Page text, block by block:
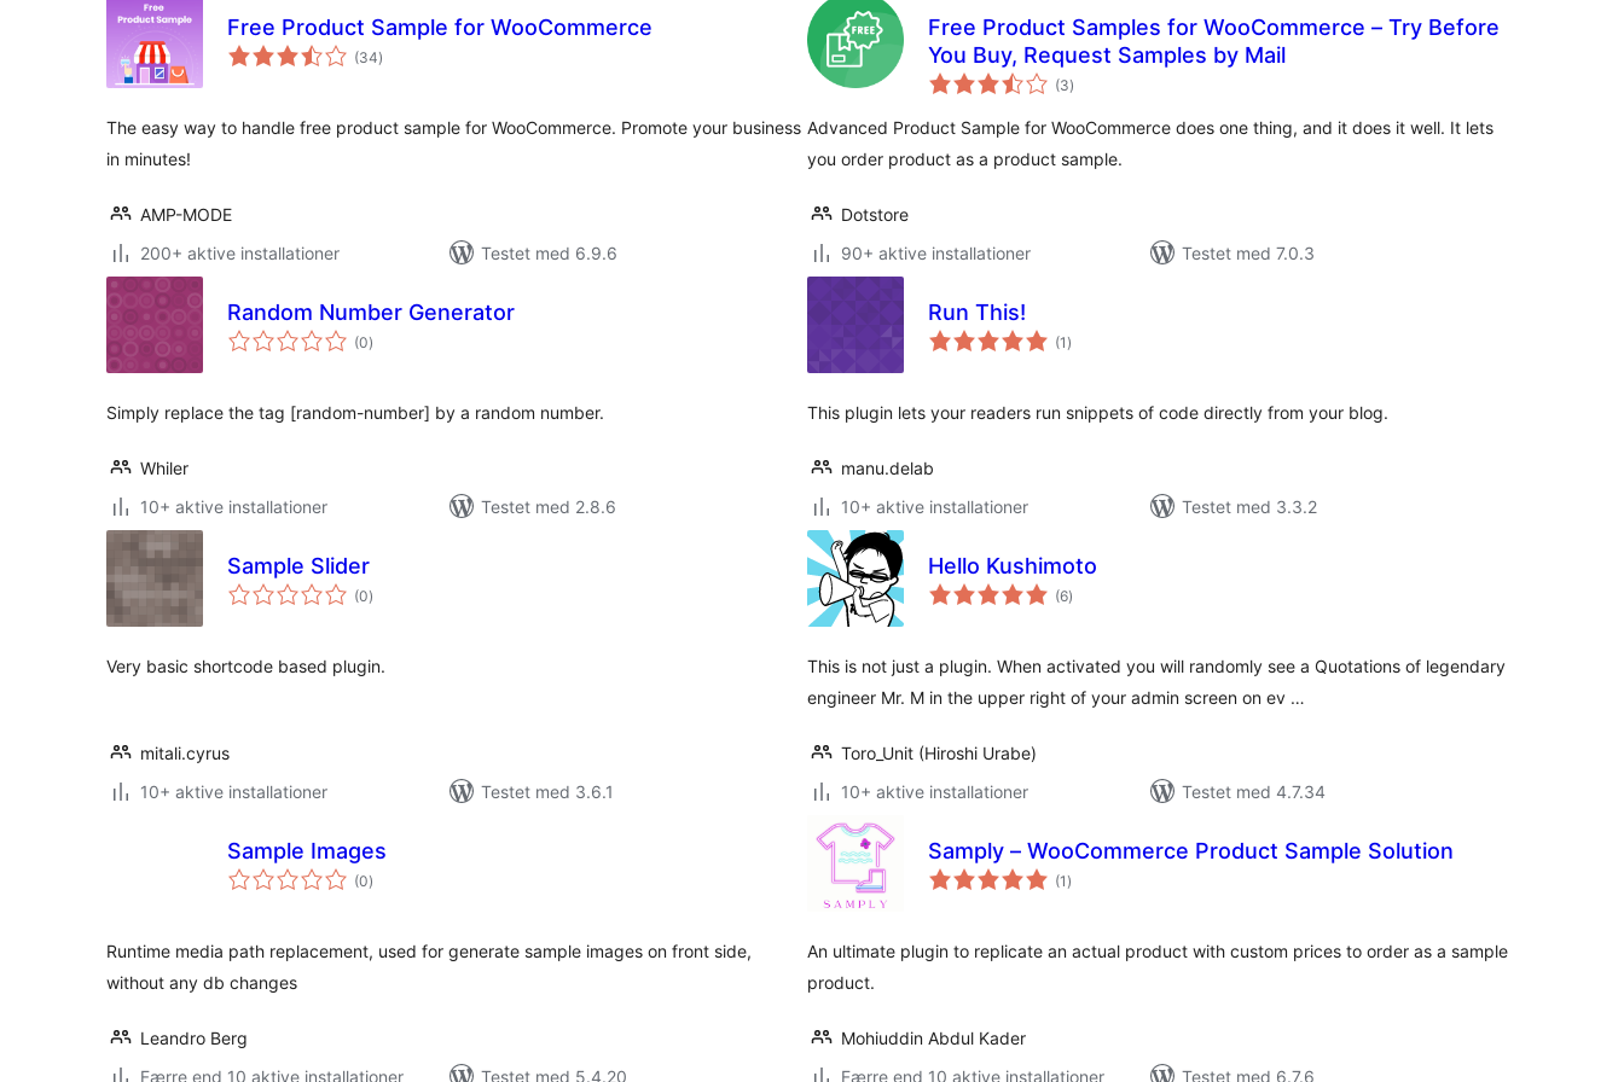
Free Product Sample for WooCommerce
(34totale
bedømmelser
)
The easy way to handle free product sample for WooCommerce. Promote your business
in minutes!
AMP-MODE
200+ aktive installationer
Testet med 6.9.6
Free Product Samples for WooCommerce – Try Before
You Buy, Request Samples by Mail
(3totale
bedømmelser
)
Advanced Product Sample for WooCommerce does one thing, and it does it well. It lets
you order product as a product sample.
Dotstore
90+ aktive installationer
Testet med 7.0.3
Random Number Generator
(0totale
bedømmelser
)
Simply replace the tag [random-number] by a random number.
Whiler
10+ aktive installationer
Testet med 2.8.6
Run This!
(1 totale
bedømmelser
)
This plugin lets your readers run snippets of code directly from your blog.
manu.delab
10+ aktive installationer
Testet med 3.3.2
Sample Slider
(0totale
bedømmelser
)
Very basic shortcode based plugin.
mitali.cyrus
10+ aktive installationer
Testet med 3.6.1
Hello Kushimoto
(6totale
bedømmelser
)
This is not just a plugin. When activated you will randomly see a Quotations of legendary
engineer Mr. M in the upper right of your admin screen on ev …
Toro_Unit (Hiroshi Urabe)
10+ aktive installationer
Testet med 4.7.34
Sample Images
(0totale
bedømmelser
)
Runtime media path replacement, used for generate sample images on front side,
without any db changes
Leandro Berg
Færre end 10 aktive installationer
Testet med 5.4.20
Samply – WooCommerce Product Sample Solution
(1 totale
bedømmelser
)
An ultimate plugin to replicate an actual product with custom prices to order as a sample
product.
Mohiuddin Abdul Kader
Færre end 10 aktive installationer
Testet med 6.7.6